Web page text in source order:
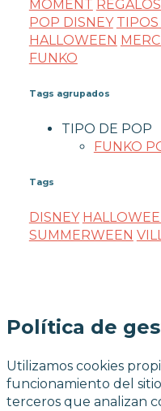
MOMENT
POP DISNEY
HALLOWEEN
FUNKO
Tags agrupados
TIPO DE POP
FUNKO
Tags
DISNEY
SUMMERWEEN
Política de
Utilizamos cookies
funcionamiento del
terceros que analizan